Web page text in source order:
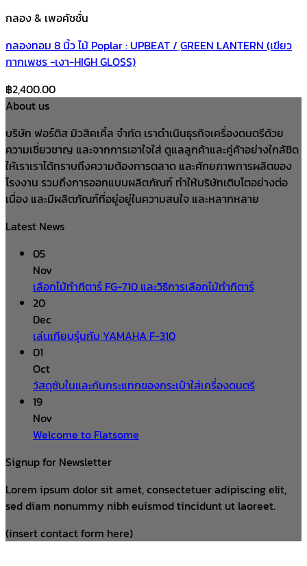
กลอง & เพอคัชชั่น
กลองทอม 8 นิ้ว ไม้ Poplar : UPBEAT / ฺGREEN LANTERN (เขียว
กากเพชร -เงา-HIGH GLOSS)
฿2,400.00
About us
บริษัท ฟอร์ติส มิวสิคเคิ้ล จำกัด เราดำเนินธุรกิจเครื่องดนตรีด้วย
ความเชี่ยวชาญ และจากการเอาใจใส่ ดูแลลูกค้าและคู่ค้าอย่างใกล้ชิด
ให้เราเราได้ทราบถึงความต้องการตลาด และศักยภาพการผลิตของ
โรงงาน รวมถึงการออกแบบผลิตภัณฑ์ ทำให้บริษัทเติบโตอย่างต่อ
เนื่อง และมีผลิตภัณฑ์ที่อยู่อยู่ในความสนใจ และหลากหลาย
Latest News
05
Nov
เลือกไม้ทำกีตาร์ FG-710 และวิธีการเลือกไม้ทำกีตาร์
20
Dec
เล่นเทียบรุ่นกับ YAMAHA F-310
01
Oct
วัสดุซับในและกันกระแทกของกระเป๋าใส่เครื่องดนตรี
19
Nov
Welcome to Flatsome
Signup for Newsletter
Lorem ipsum dolor sit amet, consectetuer adipiscing elit,
sed diam nonummy nibh euismod tincidunt ut laoreet.
(insert contact form here)